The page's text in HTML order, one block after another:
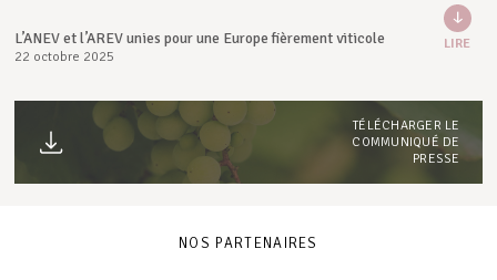
L’ANEV et l’AREV unies pour une Europe fièrement viticole
22 octobre 2025
LIRE
TÉLÉCHARGER LE
COMMUNIQUÉ DE
PRESSE
NOS PARTENAIRES